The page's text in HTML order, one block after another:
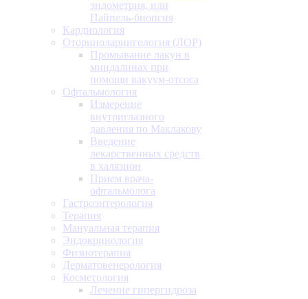
эндометрия, или
Пайпель-биопсия
Кардиология
Оториноларингология (ЛОР)
Промывание лакун в
миндалинах при
помощи вакуум-отсоса
Офтальмология
Измерение
внутриглазного
давления по Маклакову
Введение
лекарственных средств
в халязион
Прием врача-
офтальмолога
Гастроэнтерология
Терапия
Мануальная терапия
Эндокринология
Физиотерапия
Дерматовенерология
Косметология
Лечение гипергидроза